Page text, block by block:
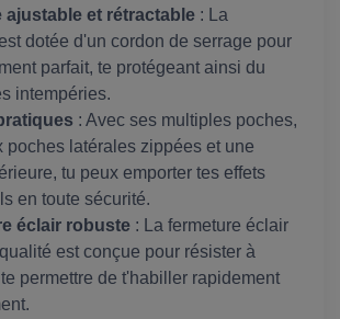
ajustable et rétractable : La
dotée d'un cordon de serrage pour
parfait, te protégeant ainsi du
intempéries.
: Avec ses multiples poches,
poches latérales zippées et une
tu peux emporter tes effets
en toute sécurité.
éclair robuste : La fermeture éclair
est conçue pour résister à
te permettre de t'habiller rapidement